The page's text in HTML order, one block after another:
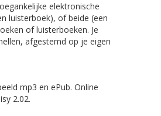
elektronische
luisterboek), of beide (een
of luisterboeken. Je
afgestemd op je eigen
mp3 en ePub. Online
2.02.